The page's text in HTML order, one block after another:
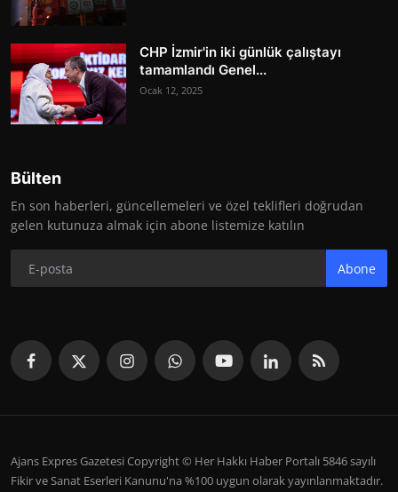
CHP İzmir'in iki günlük çalıştayı
tamamlandı Genel...
Ocak 12, 2025
Bülten
En son haberleri, güncellemeleri ve özel teklifleri doğrudan
gelen kutunuza almak için abone listemize katılın
Abone
Ajans Expres Gazetesi Copyright © Her Hakkı Haber Portalı 5846 sayılı
Fikir ve Sanat Eserleri Kanunu'na %100 uygun olarak yayınlanmaktadır.